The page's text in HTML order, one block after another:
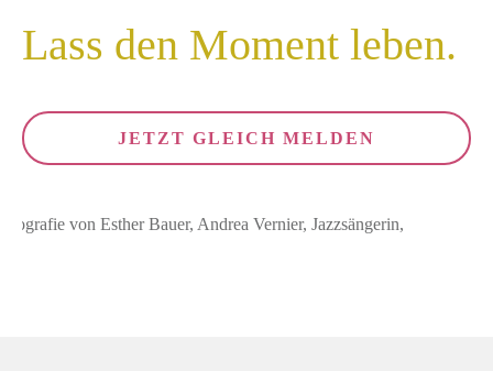
Lass den Moment leben.
JETZT GLEICH MELDEN